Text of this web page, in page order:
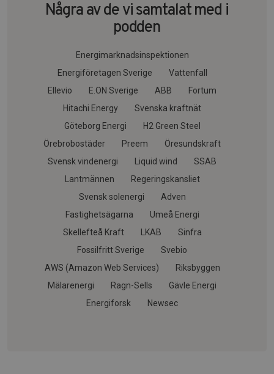
Några av de vi samtalat med i
podden
Energimarknadsinspektionen
Energiföretagen Sverige
Vattenfall
Ellevio
E.ON Sverige ABB
Fortum
Hitachi Energy
Svenska kraftnät
Göteborg Energi
H2 Green Steel
Örebrobostäder
Preem
Öresundskraft
Svensk vindenergi
Liquid wind
SSAB
Lantmännen
Regeringskansliet
Svensk solenergi
Adven
Fastighetsägarna
Umeå Energi
Skellefteå Kraft
LKAB
Sinfra
Fossilfritt Sverige
Svebio
AWS (Amazon Web Services)
Riksbyggen
Mälarenergi
Ragn-Sells
Gävle Energi
Energiforsk
Newsec